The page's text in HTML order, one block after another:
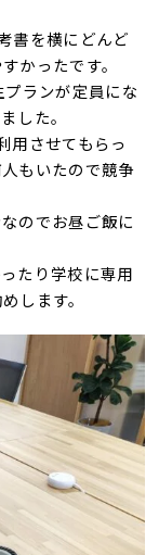
書を横にどんど
かったです。
ランが定員にな
した。
用させてもらっ
もいたので競争
のでお昼ご飯に
たり学校に専用
します。